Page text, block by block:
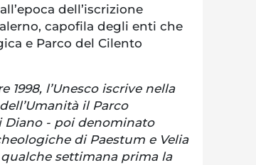
dell’iscrizione
capofila degli enti che
e Parco del Cilento
1998, l’Unesco iscrive nella
il Parco
Diano - poi denominato
di Paestum e Velia
settimana prima la